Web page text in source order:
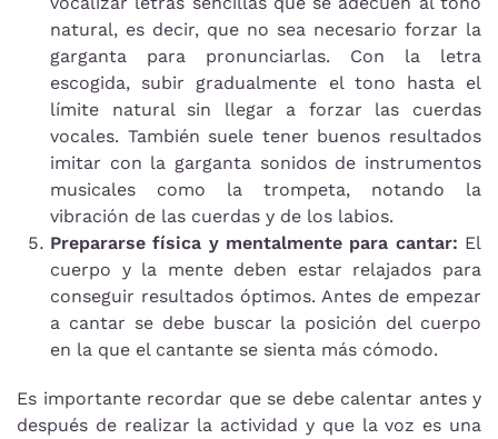
natural, es decir, que no sea necesario forzar la
garganta para pronunciarlas. Con la letra
escogida, subir gradualmente el tono hasta el
límite natural sin llegar a forzar las cuerdas
vocales. También suele tener buenos resultados
imitar con la garganta sonidos de instrumentos
musicales como la trompeta, notando la
vibración de las cuerdas y de los labios.
Prepararse física y mentalmente para cantar: El
cuerpo y la mente deben estar relajados para
conseguir resultados óptimos. Antes de empezar
a cantar se debe buscar la posición del cuerpo
en la que el cantante se sienta más cómodo.
Es importante recordar que se debe calentar antes y
después de realizar la actividad y que la voz es una